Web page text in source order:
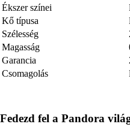
Ékszer színei
Kő típusa
Szélesség
Magasság
Garancia
Csomagolás
Fedezd fel a Pandora